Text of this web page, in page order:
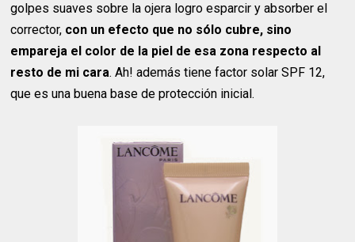
golpes suaves sobre la ojera logro esparcir y absorber el
corrector, con un efecto que no sólo cubre, sino
empareja el color de la piel de esa zona respecto al
resto de mi cara. Ah! además tiene factor solar SPF 12,
que es una buena base de protección inicial.